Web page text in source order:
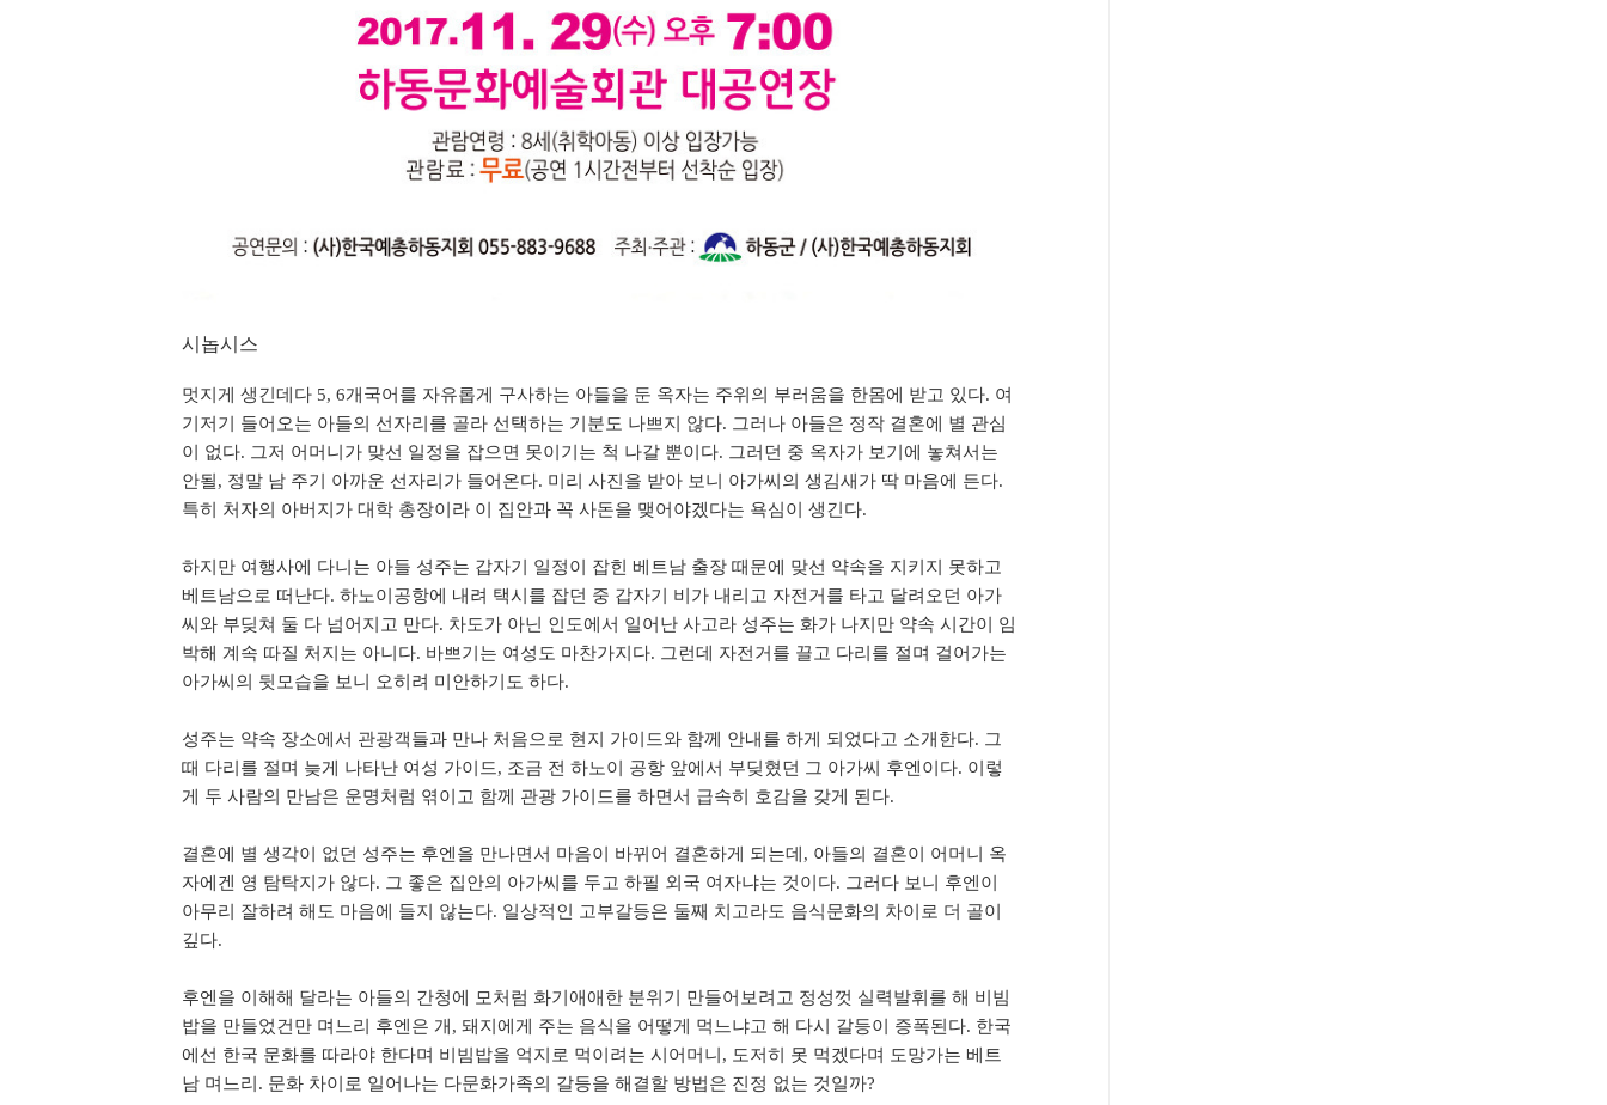
시놉시스
멋지게 생긴데다 5, 6개국어를 자유롭게 구사하는 아들을 둔 옥자는 주위의 부러움을 한몸에 받고 있다. 여
기저기 들어오는 아들의 선자리를 골라 선택하는 기분도 나쁘지 않다. 그러나 아들은 정작 결혼에 별 관심
이 없다. 그저 어머니가 맞선 일정을 잡으면 못이기는 척 나갈 뿐이다. 그러던 중 옥자가 보기에 놓쳐서는
안될, 정말 남 주기 아까운 선자리가 들어온다. 미리 사진을 받아 보니 아가씨의 생김새가 딱 마음에 든다.
특히 처자의 아버지가 대학 총장이라 이 집안과 꼭 사돈을 맺어야겠다는 욕심이 생긴다.
하지만 여행사에 다니는 아들 성주는 갑자기 일정이 잡힌 베트남 출장 때문에 맞선 약속을 지키지 못하고
베트남으로 떠난다. 하노이공항에 내려 택시를 잡던 중 갑자기 비가 내리고 자전거를 타고 달려오던 아가
씨와 부딪쳐 둘 다 넘어지고 만다. 차도가 아닌 인도에서 일어난 사고라 성주는 화가 나지만 약속 시간이 임
박해 계속 따질 처지는 아니다. 바쁘기는 여성도 마찬가지다. 그런데 자전거를 끌고 다리를 절며 걸어가는
아가씨의 뒷모습을 보니 오히려 미안하기도 하다.
성주는 약속 장소에서 관광객들과 만나 처음으로 현지 가이드와 함께 안내를 하게 되었다고 소개한다. 그
때 다리를 절며 늦게 나타난 여성 가이드, 조금 전 하노이 공항 앞에서 부딪혔던 그 아가씨 후엔이다. 이렇
게 두 사람의 만남은 운명처럼 엮이고 함께 관광 가이드를 하면서 급속히 호감을 갖게 된다.
결혼에 별 생각이 없던 성주는 후엔을 만나면서 마음이 바뀌어 결혼하게 되는데, 아들의 결혼이 어머니 옥
자에겐 영 탐탁지가 않다. 그 좋은 집안의 아가씨를 두고 하필 외국 여자냐는 것이다. 그러다 보니 후엔이
아무리 잘하려 해도 마음에 들지 않는다. 일상적인 고부갈등은 둘째 치고라도 음식문화의 차이로 더 골이
깊다.
후엔을 이해해 달라는 아들의 간청에 모처럼 화기애애한 분위기 만들어보려고 정성껏 실력발휘를 해 비빔
밥을 만들었건만 며느리 후엔은 개, 돼지에게 주는 음식을 어떻게 먹느냐고 해 다시 갈등이 증폭된다. 한국
에선 한국 문화를 따라야 한다며 비빔밥을 억지로 먹이려는 시어머니, 도저히 못 먹겠다며 도망가는 베트
남 며느리. 문화 차이로 일어나는 다문화가족의 갈등을 해결할 방법은 진정 없는 것일까?